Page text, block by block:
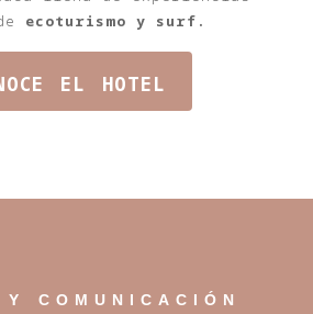
ecoturismo y surf.
el hotel
comunicación